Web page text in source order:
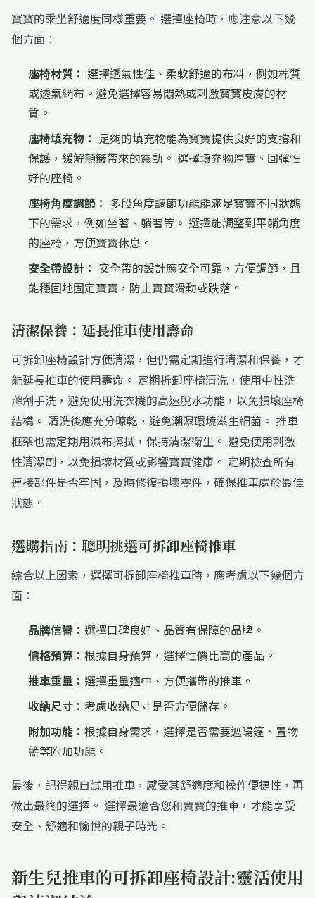
寶寶的乘坐舒適度同樣重要。 選擇座椅時，應注意以下幾
個方面：
座椅材質： 選擇透氣性佳、柔軟舒適的布料，例如棉質
或透氣網布。避免選擇容易悶熱或刺激寶寶皮膚的材
質。
座椅填充物： 足夠的填充物能為寶寶提供良好的支撐和
保護，緩解顛簸帶來的震動。 選擇填充物厚實、回彈性
好的座椅。
座椅角度調節： 多段角度調節功能能滿足寶寶不同狀態
下的需求，例如坐著、躺著等。 選擇能調整到平躺角度
的座椅，方便寶寶休息。
安全帶設計： 安全帶的設計應安全可靠，方便調節，且
能穩固地固定寶寶，防止寶寶滑動或跌落。
清潔保養：延長推車使用壽命
可拆卸座椅設計方便清潔，但仍需定期進行清潔和保養，才
能延長推車的使用壽命。 定期拆卸座椅清洗，使用中性洗
滌劑手洗，避免使用洗衣機的高速脫水功能，以免損壞座椅
結構。 清洗後應充分晾乾，避免潮濕環境滋生細菌。 推車
框架也需定期用濕布擦拭，保持清潔衛生。 避免使用刺激
性清潔劑，以免損壞材質或影響寶寶健康。 定期檢查所有
連接部件是否牢固，及時修復損壞零件，確保推車處於最佳
狀態。
選購指南：聰明挑選可拆卸座椅推車
綜合以上因素，選擇可拆卸座椅推車時，應考慮以下幾個方
面：
品牌信譽： 選擇口碑良好、品質有保障的品牌。
價格預算： 根據自身預算，選擇性價比高的產品。
推車重量： 選擇重量適中、方便攜帶的推車。
收納尺寸： 考慮收納尺寸是否方便儲存。
附加功能： 根據自身需求，選擇是否需要遮陽篷、置物
籃等附加功能。
最後，記得親自試用推車，感受其舒適度和操作便捷性，再
做出最終的選擇。 選擇最適合您和寶寶的推車，才能享受
安全、舒適和愉悅的親子時光。
新生兒推車的可拆卸座椅設計:靈活使用